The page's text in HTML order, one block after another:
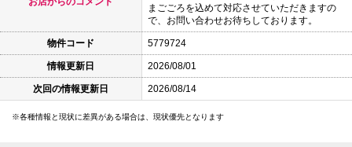
まごごろを込めて対応させていただきますの
で、お問い合わせお待ちしております。
物件コード 5779724
情報更新日 2026/08/01
次回の情報更新日 2026/08/14
各種情報と現状に差異がある場合は、現状優先となります